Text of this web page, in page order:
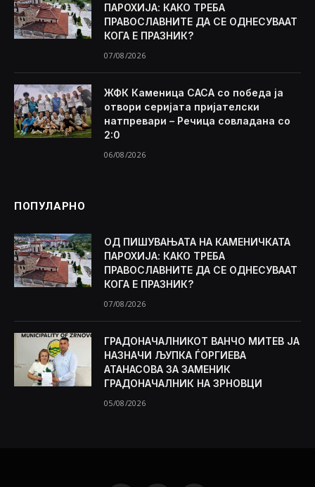
ПАРОХИЈА: КАКО ТРЕБА
ПРАВОСЛАВНИТЕ ДА СЕ ОДНЕСУВААТ
КОГА Е ПРАЗНИК?
07/08/2026
ЖФК Каменица САСА со победа ја
отвори серијата пријателски
натпревари – Речица совладана со
2:0
06/08/2026
ПОПУЛАРНО
ОД ПИШУВАЊАТА НА КАМЕНИЧКАТА
ПАРОХИЈА: КАКО ТРЕБА
ПРАВОСЛАВНИТЕ ДА СЕ ОДНЕСУВААТ
КОГА Е ПРАЗНИК?
07/08/2026
ГРАДОНАЧАЛНИКОТ ВАНЧО МИТЕВ ЈА
НАЗНАЧИ ЉУПКА ЃОРГИЕВА
АТАНАСОВА ЗА ЗАМЕНИК
ГРАДОНАЧАЛНИК НА ЗРНОВЦИ
05/08/2026